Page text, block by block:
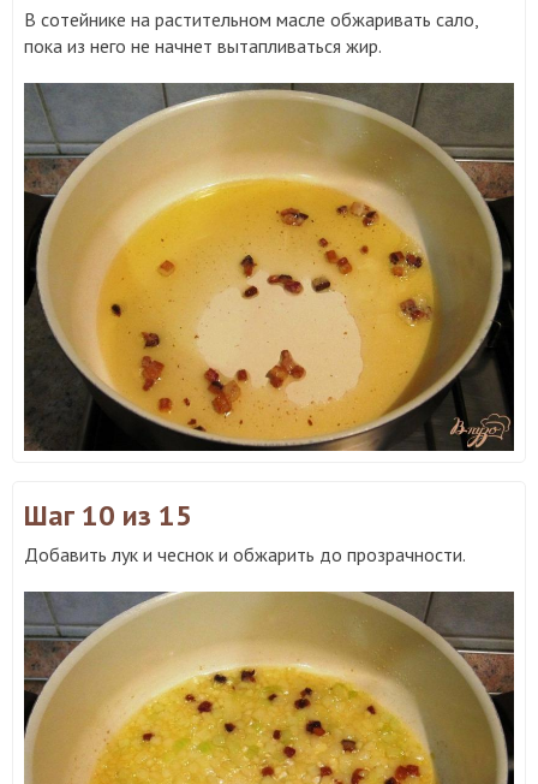
В сотейнике на растительном масле обжаривать сало,
пока из него не начнет вытапливаться жир.
Шаг 10 из 15
Добавить лук и чеснок и обжарить до прозрачности.